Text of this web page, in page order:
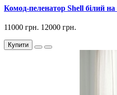
Комод-пеленатор Shell білий
11000 грн. 12000 грн.
Купити